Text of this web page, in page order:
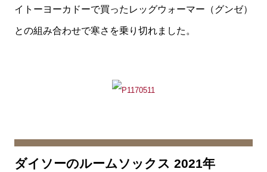
イトーヨーカドーで買ったレッグウォーマー（グンゼ）
との組み合わせで寒さを乗り切れました。
ダイソーのルームソックス 2021年